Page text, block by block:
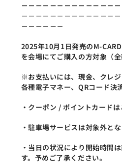
－－－－－－－－－－－－－
－－－－－－－－－－－－－
－－－－－－
2025年10月1日発売のM-CARD
を会場にてご購入の方対象（全
※お支払いには、現金、クレジ
各種電子マネー、QRコード決
・クーポン / ポイントカード
・駐車場サービスは対象外とな
・当日の状況により開始時間
す。予めご了承ください。